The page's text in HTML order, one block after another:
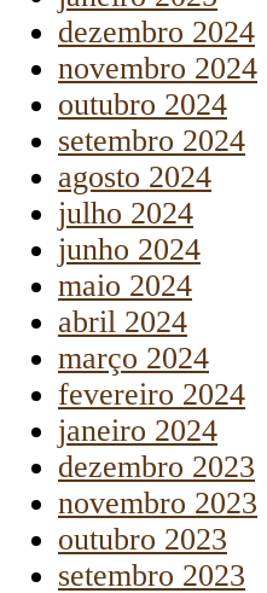
dezembro 2024
novembro 2024
outubro 2024
setembro 2024
agosto 2024
julho 2024
junho 2024
maio 2024
abril 2024
março 2024
fevereiro 2024
janeiro 2024
dezembro 2023
novembro 2023
outubro 2023
setembro 2023